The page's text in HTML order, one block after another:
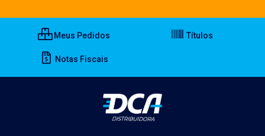
Meus Pedidos Títulos
Notas Fiscais